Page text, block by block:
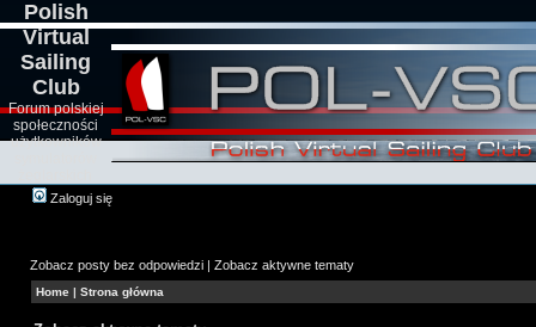
Polish
Virtual
Sailing
Club
Forum polskiej
społeczności
użytkowników
Zaloguj się
Zobacz posty bez odpowiedzi | Zobacz aktywne tematy
Home | Strona główna